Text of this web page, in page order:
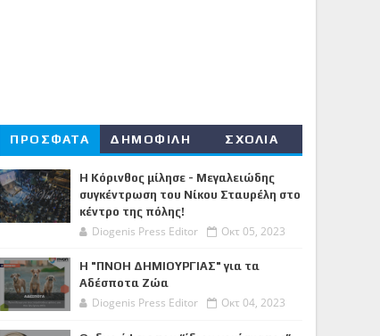
ΠΡΟΣΦΑΤΑ ΔΗΜΟΦΙΛΗ ΣΧΟΛΙΑ
Η Κόρινθος μίλησε - Μεγαλειώδης
συγκέντρωση του Νίκου Σταυρέλη στο
κέντρο της πόλης!
Diogenis Press Editor Οκτ 05, 2023
Η "ΠΝΟΗ ΔΗΜΙΟΥΡΓΙΑΣ" για τα
Αδέσποτα Ζώα
Diogenis Press Editor Οκτ 04, 2023